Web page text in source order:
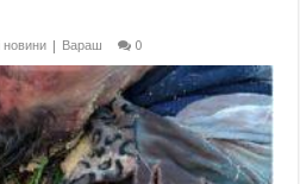
новини | Вараш 0